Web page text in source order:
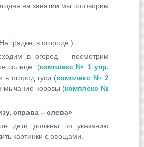
на занятии мы поговорим
грядке, в огороде.)
в огород – посмотрим
солнце. (комплекс № 1 упр.
огород гуси (комплекс № 2
мычание коровы (комплекс №
справа – слева»
дети должны по указанию
картинки с овощами.